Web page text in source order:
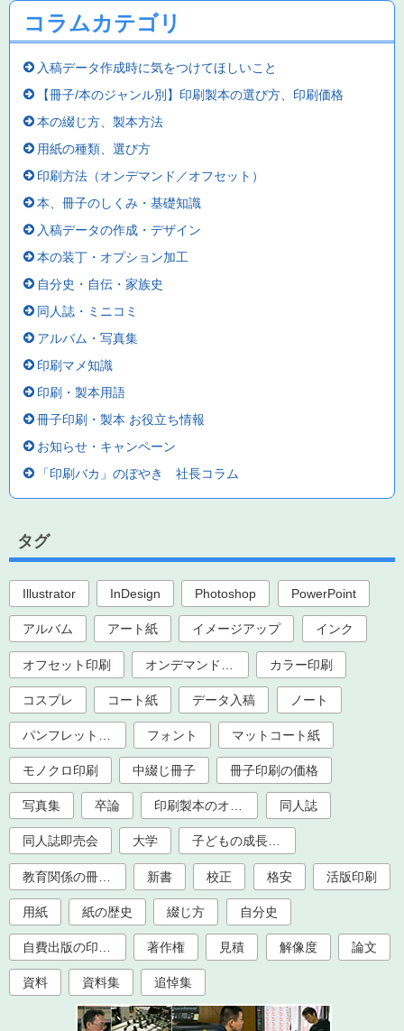
コラムカテゴリ
入稿データ作成時に気をつけてほしいこと
【冊子/本のジャンル別】印刷製本の選び方、印刷価格
本の綴じ方、製本方法
用紙の種類、選び方
印刷方法（オンデマンド／オフセット）
本、冊子のしくみ・基礎知識
入稿データの作成・デザイン
本の装丁・オプション加工
自分史・自伝・家族史
同人誌・ミニコミ
アルバム・写真集
印刷マメ知識
印刷・製本用語
冊子印刷・製本 お役立ち情報
お知らせ・キャンペーン
「印刷バカ」のぼやき 社長コラム
タグ
Illustrator InDesign Photoshop PowerPoint
アルバム アート紙 イメージアップ インク
オフセット印刷 カラー印刷
コスプレ コート紙 データ入稿 ノート
フォント マットコート紙
モノクロ印刷 中綴じ冊子 冊子印刷の価格
写真集 卒論 印刷製本のオプション加工 同人誌
同人誌即売会 大学 子どもの成長記録
新書 校正 格安 活版印刷
用紙 紙の歴史 綴じ方 自分史
著作権 見積 解像度 論文
資料 資料集 追悼集